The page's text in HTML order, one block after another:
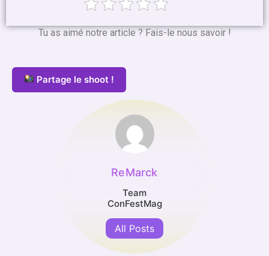
Tu as aimé notre article ? Fais-le nous savoir !
Partage le shoot !
ReMarck
Team
ConFestMag
All Posts